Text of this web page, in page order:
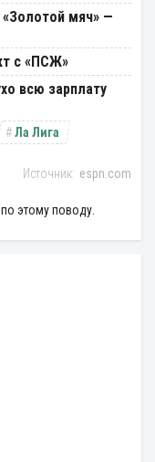
мяч» —
с «ПСЖ»
всю зарплату
Ла Лига
espn.com
этому поводу.